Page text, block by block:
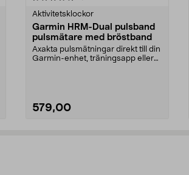
Aktivitetsklockor
Garmin HRM-Dual pulsband
pulsmätare med bröstband
Axakta pulsmätningar direkt till din
Garmin-enhet, träningsapp eller
579,00